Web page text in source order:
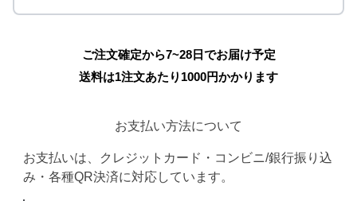
ご注文確定から7~28日でお届け予定
送料は1注文あたり 1000円かかります
お支払い方法について
お支払いは、クレジットカード・コンビニ/銀行振り込
み・各種QR決済に対応しています。